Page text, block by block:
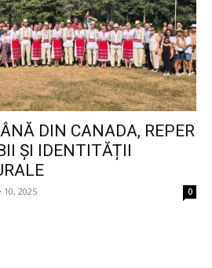
DIN CANADA, REPER
ȘI IDENTITĂȚII
2025 0